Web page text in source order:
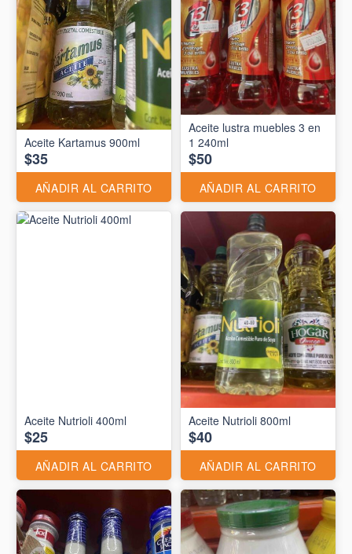
Aceite Kartamus 900ml
$35
AÑADIR AL CARRITO
Aceite lustra muebles 3 en
1 240ml
$50
AÑADIR AL CARRITO
Aceite Nutrioli 400ml
$25
AÑADIR AL CARRITO
Aceite Nutrioli 800ml
$40
AÑADIR AL CARRITO